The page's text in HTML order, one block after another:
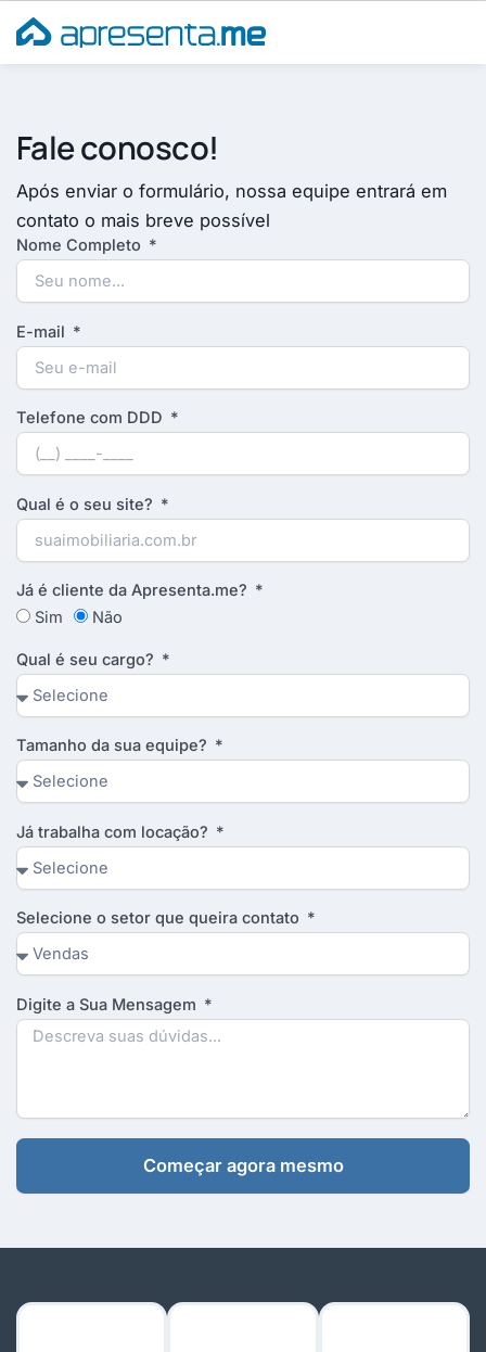
para
o
Fale conosco!
Após enviar o formulário, nossa equipe entrará em
contato o mais breve possível
Nome Completo
E-mail
Telefone com DDD
Qual é o seu site?
Já é cliente da Apresenta.me?
Sim
Não
Qual é seu cargo?
Tamanho da sua equipe?
Já trabalha com locação?
Selecione o setor que queira contato
Digite a Sua Mensagem
Começar agora mesmo